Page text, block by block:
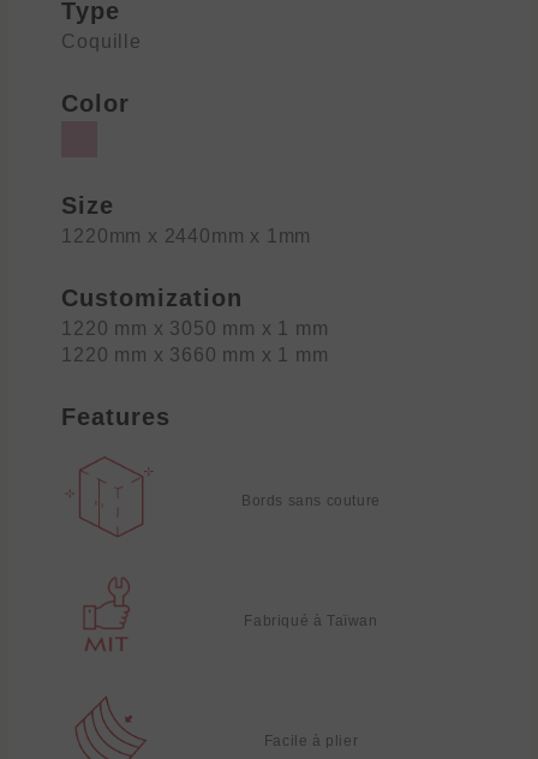
Type
Coquille
Color
Size
1220mm x 2440mm x 1mm
Customization
1220 mm x 3050 mm x 1 mm
1220 mm x 3660 mm x 1 mm
Features
Bords sans couture
Fabriqué à Taïwan
Facile à plier